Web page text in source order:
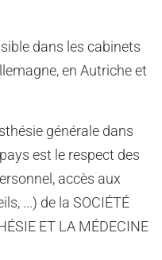
dans les cabinets
en Autriche et
générale dans
est le respect des
accès aux
...) de la SOCIÉTÉ
ET LA MÉDECINE